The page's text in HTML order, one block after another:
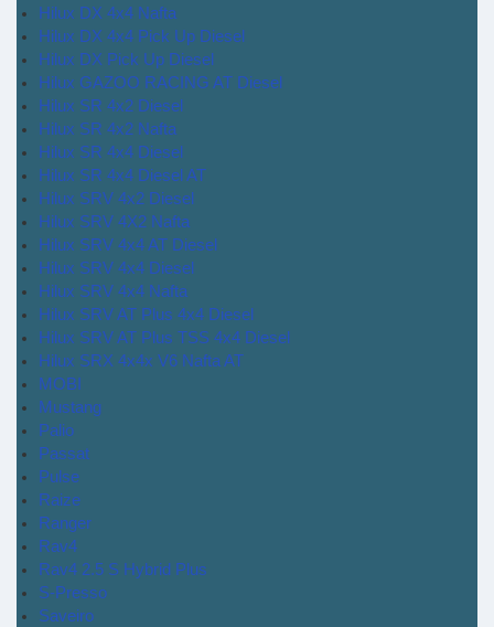
Hilux DX 4x4 Nafta
Hilux DX 4x4 Pick Up Diesel
Hilux DX Pick Up Diesel
Hilux GAZOO RACING AT Diesel
Hilux SR 4x2 Diesel
Hilux SR 4x2 Nafta
Hilux SR 4x4 Diesel
Hilux SR 4x4 Diesel AT
Hilux SRV 4x2 Diesel
Hilux SRV 4X2 Nafta
Hilux SRV 4x4 AT Diesel
Hilux SRV 4x4 Diesel
Hilux SRV 4x4 Nafta
Hilux SRV AT Plus 4x4 Diesel
Hilux SRV AT Plus TSS 4x4 Diesel
Hilux SRX 4x4x V6 Nafta AT
MOBI
Mustang
Palio
Passat
Pulse
Raize
Ranger
Rav4
Rav4 2.5 S Hybrid Plus
S-Presso
Saveiro